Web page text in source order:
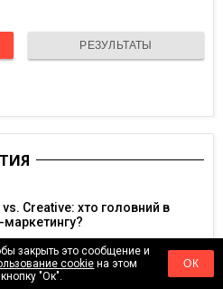
РЕЗУЛЬТАТЫ
Creative: хто головний в
закрыть это сообщение и
cookie на этом
"Ок".
ОК